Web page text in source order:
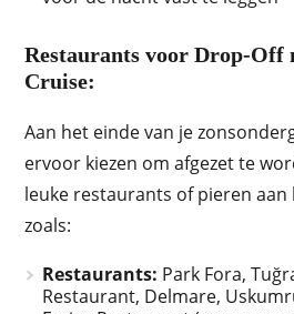
Restaurants voor Drop-Off
Cruise:
Aan het einde van je
ervoor kiezen om afgezet te
leuke restaurants of pieren
zoals:
Restaurants: Park Fora,
Restaurant, Delmare,